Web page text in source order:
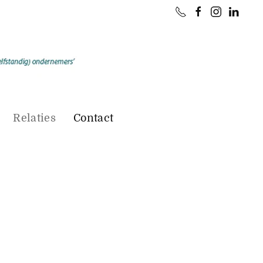
Relaties Contact